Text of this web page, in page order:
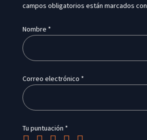
campos obligatorios están marcados con
Tu puntuación *
Nombre *
Correo electrónico *